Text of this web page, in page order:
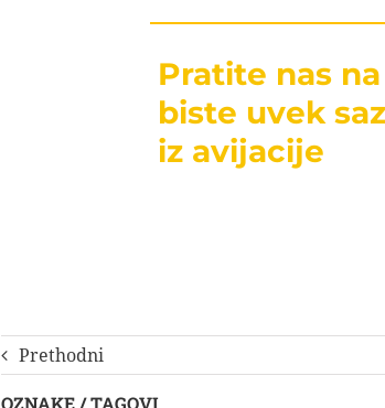
Pratite nas
biste uvek
iz avijacije
Prethodni
OZNAKE / TAGOVI